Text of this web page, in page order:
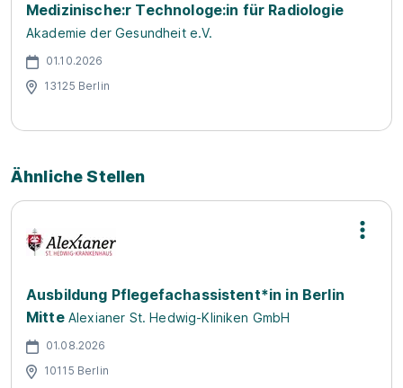
Medizinische:r Technologe:in für Radiologie
Akademie der Gesundheit e.V.
01.10.2026
13125 Berlin
Ähnliche Stellen
Ausbildung Pflegefachassistent*in in Berlin
Mitte Alexianer St. Hedwig-Kliniken GmbH
01.08.2026
10115 Berlin